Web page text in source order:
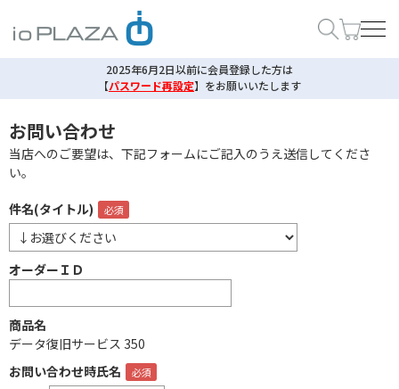
2025年6月2日以前に会員登録した方は
【パスワード再設定】 をお願いいたします
お問い合わせ
当店へのご要望は、下記フォームにご記入のうえ送信してくださ
い。
件名(タイトル)
オーダーＩＤ
商品名
データ復旧サービス 350
お問い合わせ時氏名